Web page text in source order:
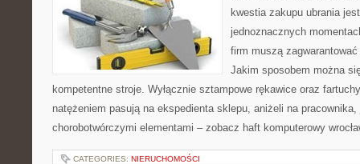
kwestia zakupu ubrania
jednoznacznych
firm muszą
Jakim sposobem można
kompetentne stroje. Wyłącznie sztampowe rękawice oraz
natężeniem pasują na ekspedienta sklepu, aniżeli na
chorobotwórczymi elementami – zobacz haft komputerowy
CATEGORIES: NIERUCHOMOŚCI